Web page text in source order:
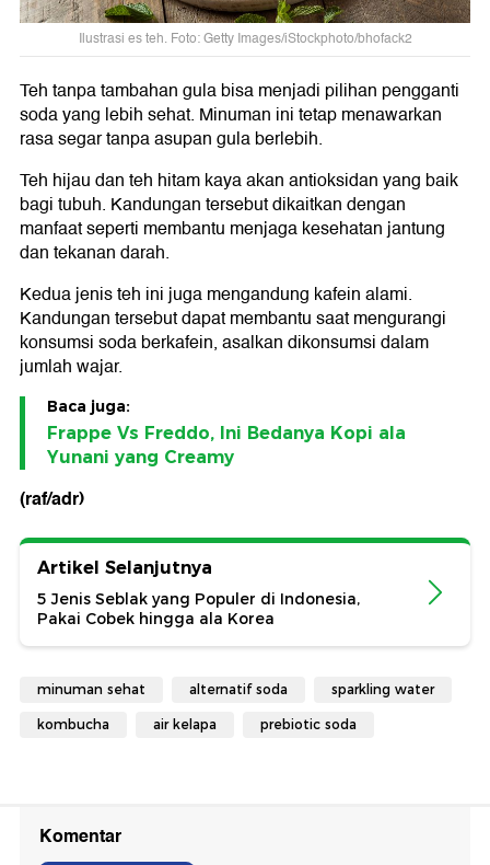
Ilustrasi es teh. Foto: Getty Images/iStockphoto/bhofack2
Teh tanpa tambahan gula bisa menjadi pilihan pengganti
soda yang lebih sehat. Minuman ini tetap menawarkan
rasa segar tanpa asupan gula berlebih.
Teh hijau dan teh hitam kaya akan antioksidan yang baik
bagi tubuh. Kandungan tersebut dikaitkan dengan
manfaat seperti membantu menjaga kesehatan jantung
dan tekanan darah.
Kedua jenis teh ini juga mengandung kafein alami.
Kandungan tersebut dapat membantu saat mengurangi
konsumsi soda berkafein, asalkan dikonsumsi dalam
jumlah wajar.
Baca juga:
Frappe Vs Freddo, Ini Bedanya Kopi ala
Yunani yang Creamy
(raf/adr)
Artikel Selanjutnya
5 Jenis Seblak yang Populer di Indonesia,
Pakai Cobek hingga ala Korea
minuman sehat alternatif soda sparkling water
kombucha air kelapa prebiotic soda